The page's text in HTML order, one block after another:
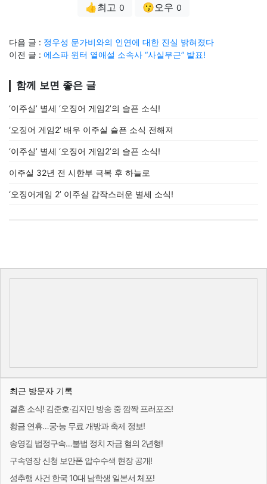
👍최고 0 😗오우 0
다음 글 : 정우성 문가비와의 인연에 대한 진실 밝혀졌다
이전 글 : 에스파 윈터 열애설 소속사 “사실무근” 발표!
함께 보면 좋은 글
‘이주실’ 별세 ‘오징어 게임2’의 슬픈 소식!
‘오징어 게임2’ 배우 이주실 슬픈 소식 전해져
‘이주실’ 별세 ‘오징어 게임2’의 슬픈 소식!
이주실 32년 전 시한부 극복 후 하늘로
‘오징어게임 2’ 이주실 갑작스러운 별세 소식!
최근 방문자 기록
결혼 소식! 김준호·김지민 방송 중 깜짝 프러포즈!
황금 연휴…궁·능 무료 개방과 축제 정보!
송영길 법정구속…불법 정치 자금 혐의 2년형!
구속영장 신청 보안폰 압수수색 현장 공개!
성추행 사건 한국 10대 남학생 일본서 체포!